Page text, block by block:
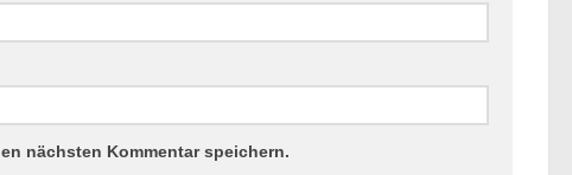
nächsten Kommentar speichern.